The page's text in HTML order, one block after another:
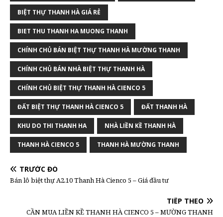
BIỆT THỰ THANH HÀ GIÁ RẺ
BIET THU THANH HA MUONG THANH
CHÍNH CHỦ BÁN BIỆT THỰ THANH HÀ MƯỜNG THANH
CHÍNH CHỦ BÁN NHÀ BIỆT THỰ THANH HÀ
CHÍNH CHỦ BIỆT THỰ THANH HÀ CIENCO 5
ĐẤT BIỆT THỰ THANH HÀ CIENCO 5 ĐẤT THANH HÀ
KHU DO THI THANH HA NHÀ LIỀN KỀ THANH HÀ
THANH HÀ CIENCO 5 THANH HÀ MƯỜNG THANH
TRƯỚC ĐÓ
Bán lô biệt thự A2.10 Thanh Hà Cienco 5 – Giá đầu tư
TIẾP THEO
CẦN MUA LIỀN KỀ THANH HÀ CIENCO 5 – MƯỜNG THANH